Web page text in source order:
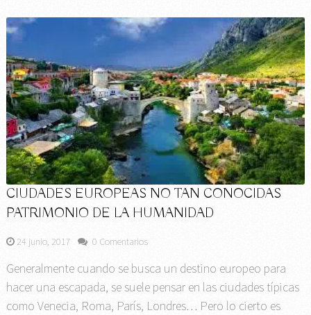
CIUDADES EUROPEAS NO TAN CONOCIDAS
PATRIMONIO DE LA HUMANIDAD
24 junio, 2017 0 Comentarios
Generalmente cuando se busca un destino europeo para
hacer una escapada, se suele pensar en las ciudades típicas
como Venecia, Roma, París, Londres… Pero lo cierto es